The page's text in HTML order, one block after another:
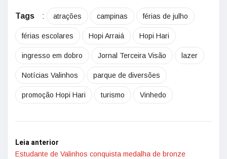
Tags : atrações campinas férias de julho
férias escolares Hopi Arraiá Hopi Hari
ingresso em dobro Jornal Terceira Visão lazer
Notícias Valinhos parque de diversões
promoção Hopi Hari turismo Vinhedo
Leia anterior
Estudante de Valinhos conquista medalha de bronze